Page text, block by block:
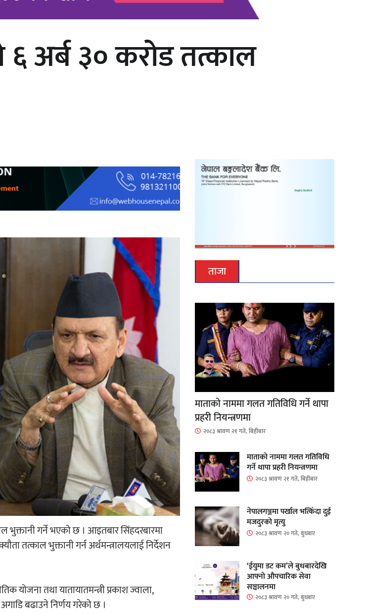
चलचित्र ‘माया भनेकै यस्तो होला’को शीर्ष
गीत सार्वजनिक
काठमाडौं युथ कन्क्लेभ २०२६ भव्यताका
साथ सम्पन्न
अर्ब ३० करोड तत्काल
भुक्तानी गर्ने भएको छ । आइतबार सिंहदरबारमा
तत्काल भुक्तानी गर्न अर्थमन्त्रालयलाई निर्देशन
योजना तथा यातायातमन्त्री प्रकाश ज्वाला,
बढाउने निर्णय गरेको छ ।
ताजा
माताकाे नाममा गलत गतिविधि गर्ने थापा
प्रहरी नियन्त्रणमा
२०८३ श्रावण २१ गते, बिहीबार
माताकाे नाममा गलत गतिविधि
गर्ने थापा प्रहरी नियन्त्रणमा
२०८३ श्रावण २१ गते, बिहीबार
नेपालगञ्जमा पर्खाल भत्किँदा दुई
मजदुरको मृत्यु
२०८३ श्रावण २० गते, बुधबार
‘ईयुमा डट कम’ले बुधबारदेखि
आफ्नो औपचारिक सेवा
सञ्चालनमा
२०८३ श्रावण २० गते, बुधबार